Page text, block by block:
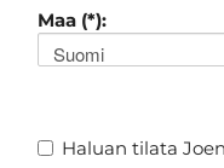
Maa (*):
Suomi
Haluan tilata